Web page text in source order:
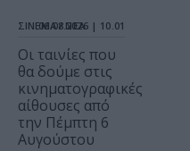
ΣΙΝΕΜΑ / ΝΕΑ
06.08.2026 | 10.01
Οι ταινίες που
θα δούμε στις
κινηματογραφικές
αίθουσες από
την Πέμπτη 6
Αυγούστου